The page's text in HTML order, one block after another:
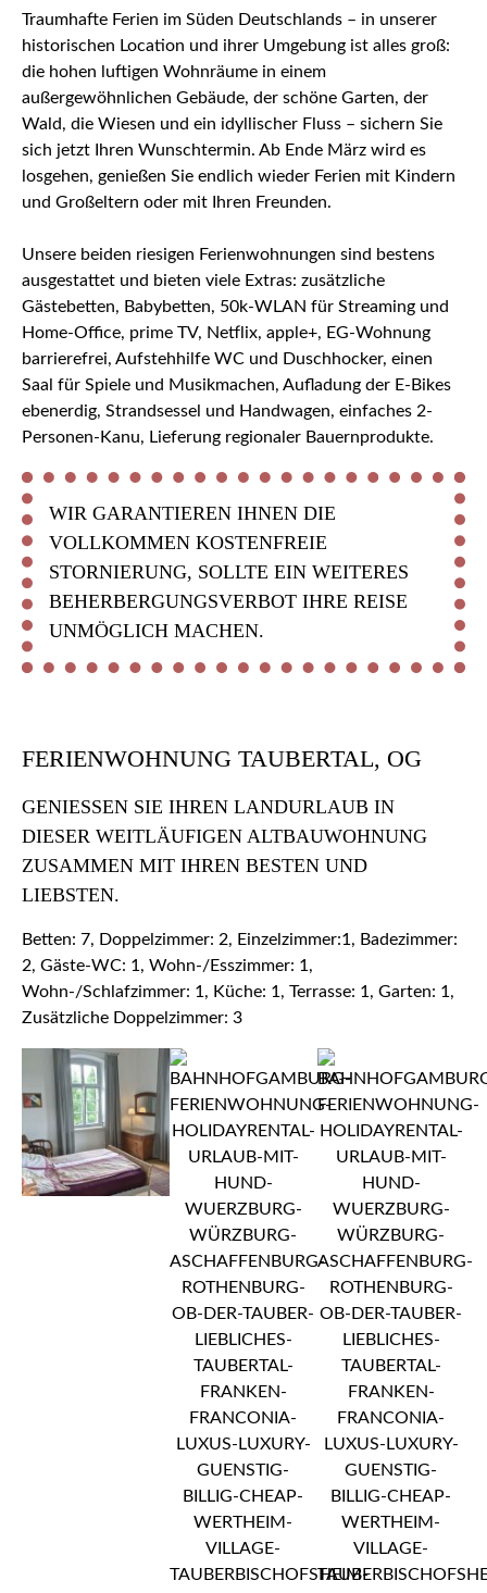
Traumhafte Ferien im Süden Deutschlands – in unserer
historischen Location und ihrer Umgebung ist alles groß:
die hohen luftigen Wohnräume in einem
außergewöhnlichen Gebäude, der schöne Garten, der
Wald, die Wiesen und ein idyllischer Fluss – sichern Sie
sich jetzt Ihren Wunschtermin. Ab Ende März wird es
losgehen, genießen Sie endlich wieder Ferien mit Kindern
und Großeltern oder mit Ihren Freunden.
Unsere beiden riesigen Ferienwohnungen sind bestens
ausgestattet und bieten viele Extras: zusätzliche
Gästebetten, Babybetten, 50k-WLAN für Streaming und
Home-Office, prime TV, Netflix, apple+, EG-Wohnung
barrierefrei, Aufstehhilfe WC und Duschhocker, einen
Saal für Spiele und Musikmachen, Aufladung der E-Bikes
ebenerdig, Strandsessel und Handwagen, einfaches 2-
Personen-Kanu, Lieferung regionaler Bauernprodukte.
WIR GARANTIEREN IHNEN DIE
VOLLKOMMEN KOSTENFREIE
STORNIERUNG, SOLLTE EIN WEITERES
BEHERBERGUNGSVERBOT IHRE REISE
UNMÖGLICH MACHEN.
FERIENWOHNUNG TAUBERTAL, OG
GENIESSEN SIE IHREN LANDURLAUB IN D
IESER WEITLÄUFIGEN ALTBAUWOHNUNG Z
USAMMEN MIT IHREN BESTEN UND L
IEBSTEN.
Betten: 7, Doppelzimmer: 2, Einzelzimmer:1, Badezimmer:
2, Gäste-WC: 1, Wohn-/Esszimmer: 1,
Wohn-/Schlafzimmer: 1, Küche: 1, Terrasse: 1, Garten: 1,
Zusätzliche Doppelzimmer: 3